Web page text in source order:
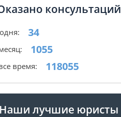
консультаций
34
1055
время: 118055
Наши лучшие юристы